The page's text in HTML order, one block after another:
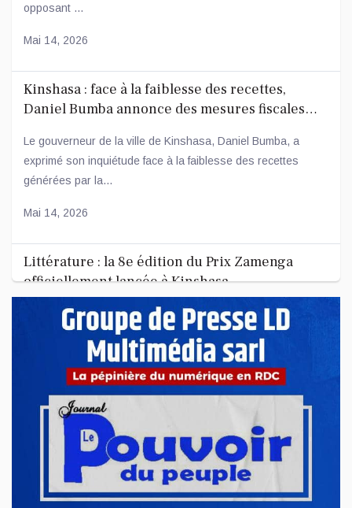
opposant ...
Mai 14, 2026
Kinshasa : face à la faiblesse des recettes,
Daniel Bumba annonce des mesures fiscales
Le gouverneur de la ville de Kinshasa, Daniel Bumba, a
exprimé son inquiétude face à la faiblesse des recettes
générées par la...
Mai 14, 2026
Littérature : la 8e édition du Prix Zamenga
officiellement lancée à Kinshasa
La 8e édition du concours littéraire « Prix Zamenga » a été
officiellement lancée ce mercredi 13 mai à Kinshasa, à
Mai 13, 2026
Nord-Kivu : le député Crispin Mbindule dans le
collimateur de l’ANR
Le député national Crispin Mbindule, également président du
conseil d’administration du Cadastre minier, fait l’objet d’un...